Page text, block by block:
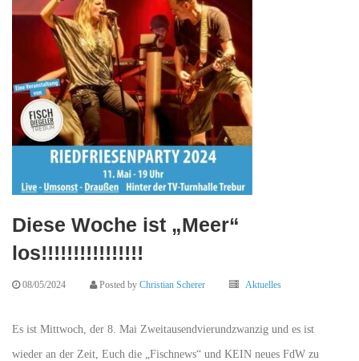
Diese Woche ist „Meer“
los!!!!!!!!!!!!!!!!
08/05/2024 Posted by Christian Scherer Aktuelles
Es ist Mittwoch, der 8. Mai Zweitausendvierundzwanzig und es ist
wieder an der Zeit, Euch die „Fischnews“ und KEIN neues FdW zu